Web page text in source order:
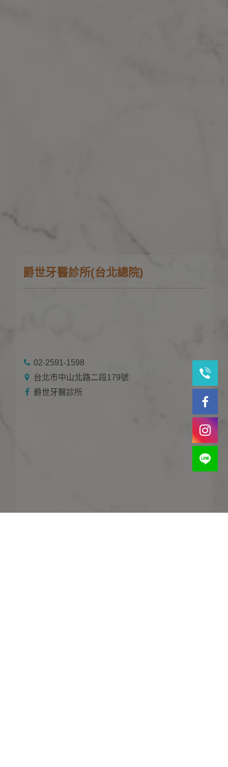
爵世牙醫診所(台北總院)
02-2591-1598
台北市中山北路二段179號
爵世牙醫診所